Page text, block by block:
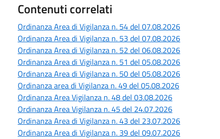
Contenuti correlati
Ordinanza Area di Vigilanza n. 54 del 07.08.2026
Ordinanza Area di Vigilanza n. 53 del 07.08.2026
Ordinanza Area di Vigilanza n. 52 del 06.08.2026
Ordinanza Area di Vigilanza n. 51 del 05.08.2026
Ordinanza Area di Vigilanza n. 50 del 05.08.2026
Ordinanza area di Vigilanza n. 49 del 05.08.2026
Ordinanza Area Vigilanza n. 48 del 03.08.2026
Ordinanza Area Vigilanza n. 45 del 24.07.2026
Ordinanza Area di Vigilanza n. 43 del 23.07.2026
Ordinanza Area di Vigilanza n. 39 del 09.07.2026